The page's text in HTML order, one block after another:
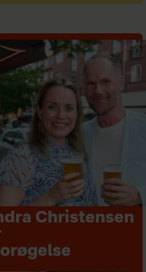
Christensen